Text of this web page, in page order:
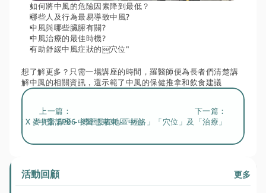
如何將中風的危險因素降到最低？
哪些人及行為最易導致中風?
中風與哪些臟腑有關?
中風治療的最佳時機?
有助舒緩中風症狀的￼穴位"
想了解更多？只需一場講座的時間，羅醫師便為長者們清楚講
解中風的相關資訊，還示範了中風的保健推拿和飲食建議
上一篇：
中醫講座 – 樂暉長者地區中心
下一篇：
中醫 X 麥兜】EP06 中醫乜東東 -「經絡」「穴位」及「治療」
活動回顧 更多